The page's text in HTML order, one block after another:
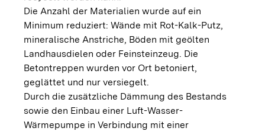
Die Anzahl der Materialien wurde auf ein
Minimum reduziert: Wände mit Rot-Kalk-Putz,
mineralische Anstriche, Böden mit geölten
Landhausdielen oder Feinsteinzeug. Die
Betontreppen wurden vor Ort betoniert,
geglättet und nur versiegelt.
Durch die zusätzliche Dämmung des Bestands
sowie den Einbau einer Luft-Wasser-
Wärmepumpe in Verbindung mit einer